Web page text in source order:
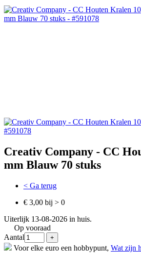
Creativ Company - CC
mm Blauw 70 stuks
< Ga terug
€ 3,00 bij > 0
Uiterlijk 13-08-2026 in huis.
Op vooraad
Aantal
Voor elke euro een hobbypunt, Wat zijn